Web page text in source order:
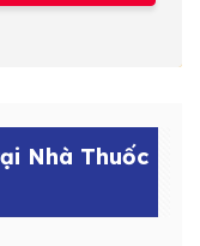
Nhà Thuốc